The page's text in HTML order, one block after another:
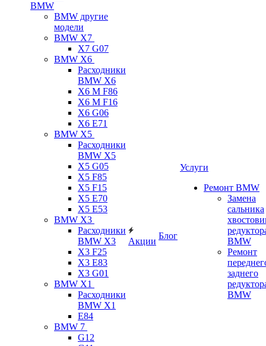
BMW
BMW другие
модели
BMW X7
X7 G07
BMW X6
Расходники
BMW X6
X6 M F86
X6 M F16
X6 G06
X6 E71
BMW X5
Расходники
BMW X5
X5 G05
X5 F85
X5 F15
X5 E70
X5 E53
BMW X3
Расходники
BMW X3
X3 F25
X3 E83
X3 G01
BMW X1
Расходники
BMW X1
E84
BMW 7
G12
Акции
Блог
Услуги
Ремонт BMW
Замена
сальника
BMW
Ремонт
заднего
BMW